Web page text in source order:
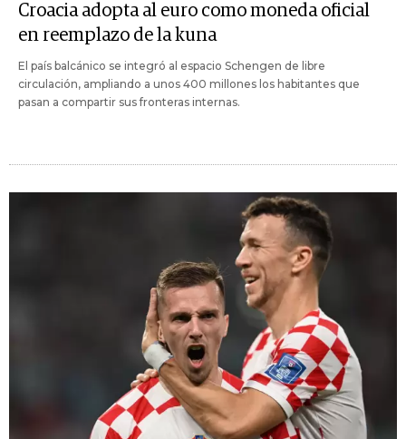
Croacia adopta al euro como moneda oficial
en reemplazo de la kuna
El país balcánico se integró al espacio Schengen de libre
circulación, ampliando a unos 400 millones los habitantes que
pasan a compartir sus fronteras internas.